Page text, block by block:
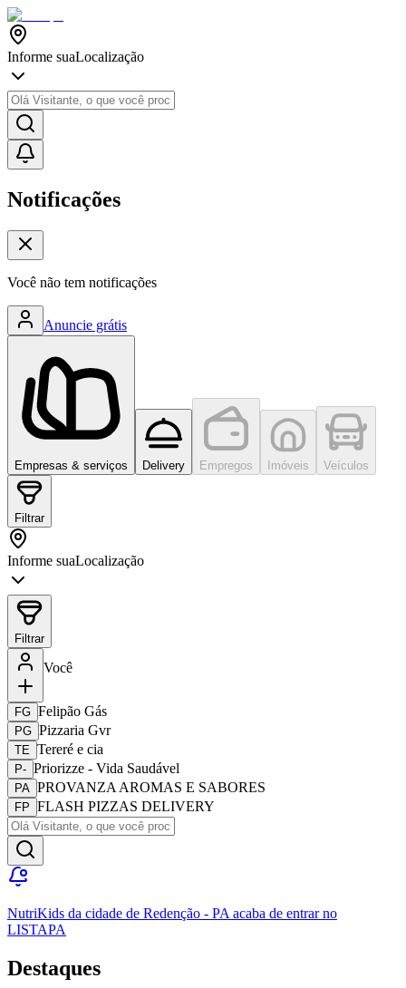
Informe suaLocalização
Notificações
Você não tem notificações
Anuncie grátis
Empresas & serviços Delivery Empregos Imóveis Veículos
Filtrar
Informe suaLocalização
Filtrar
Você
FG Felipão Gás
PG Pizzaria Gvr
TE Tereré e cia
P- Priorizze - Vida Saudável
PA PROVANZA AROMAS E SABORES
FP FLASH PIZZAS DELIVERY
NutriKids da cidade de Redenção - PA acaba de entrar no
LISTAPA
Destaques